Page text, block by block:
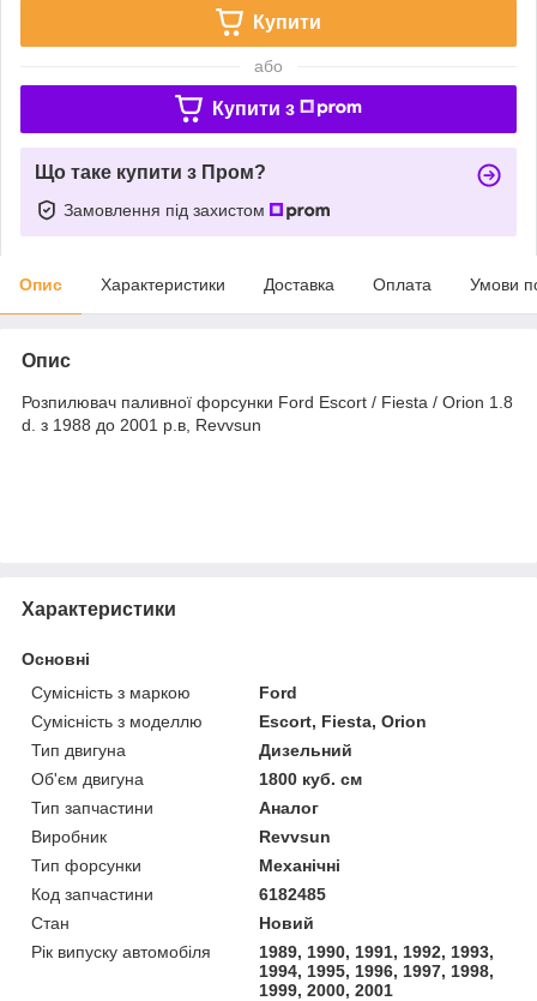
Купити
або
Купити з
Що таке купити з Пром?
Замовлення під захистом
Опис Характеристики Доставка Оплата Умови
Опис
Розпилювач паливної форсунки Ford Escort / Fiesta / Orion 1.8
d. з 1988 до 2001 р.в, Revvsun
Характеристики
Основні
Сумісність з маркою
Ford
Сумісність з моделлю
Escort, Fiesta, Orion
Тип двигуна
Дизельний
Об'єм двигуна
1800 куб. см
Тип запчастини
Аналог
Виробник
Revvsun
Тип форсунки
Механічні
Код запчастини
6182485
Стан
Новий
Рік випуску автомобіля
1989, 1990, 1991, 1992, 1993,
1994, 1995, 1996, 1997, 1998,
1999, 2000, 2001